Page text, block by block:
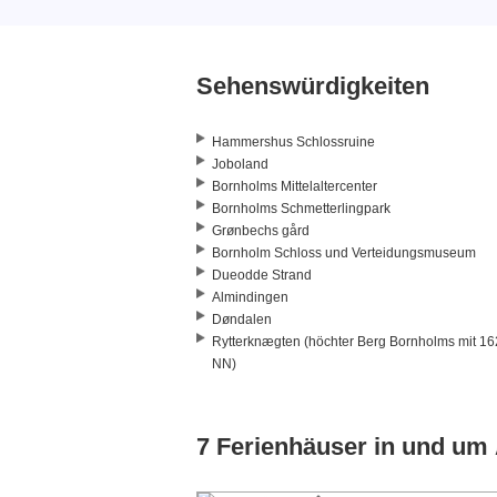
Sehenswürdigkeiten
Hammershus Schlossruine
Joboland
Bornholms Mittelaltercenter
Bornholms Schmetterlingpark
Grønbechs gård
Bornholm Schloss und Verteidungsmuseum
Dueodde Strand
Almindingen
Døndalen
Rytterknægten (höchter Berg Bornholms mit
NN)
7 Ferienhäuser in und um